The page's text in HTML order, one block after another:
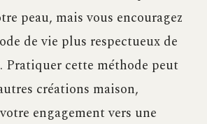
peau, mais vous encouragez
de vie plus respectueux de
Pratiquer cette méthode peut
créations maison,
engagement vers une